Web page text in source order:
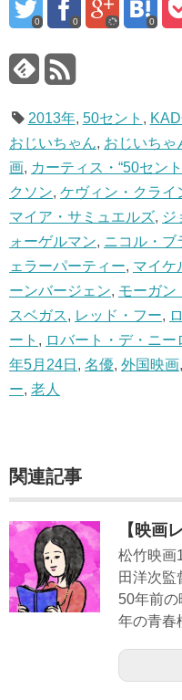
0 0 0
2013年, 50セント ,
おじいちゃん, おじいちゃ
画, カーティス・“50セン
クソン, ケヴィン・クライ
マイア・サミュエルズ, ジ
ォーゲルマン, ニコル・ブ
ェラーパーティー, マイケ
ーンバージェン, モーガン
スベガス, レッド・フー,
ート , ロバート・デ・ニー
年5月24日 , 名優, 外国映画,
ー, 老人
関連記事
【映画
松竹映画
田洋次監
50年前
年の青春